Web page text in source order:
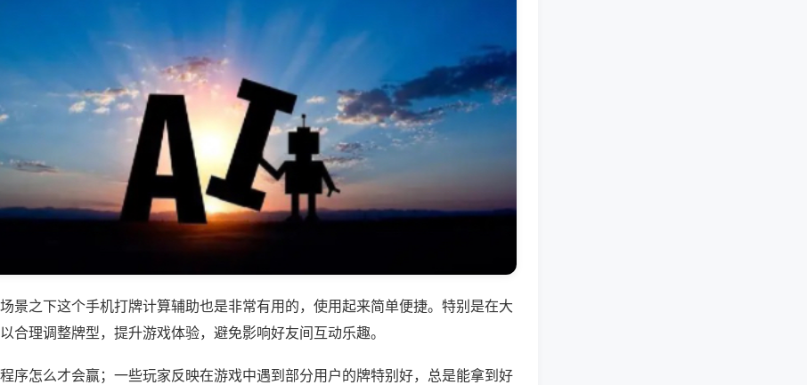
景之下这个手机打牌计算辅助也是非常有用的，使用起来简单便捷。特别是在大
合理调整牌型，提升游戏体验，避免影响好友间互动乐趣。
序怎么才会赢；一些玩家反映在游戏中遇到部分用户的牌特别好，总是能拿到好